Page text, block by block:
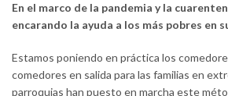
En el marco de la pandemia y la
encarando la ayuda a los más pobres en
Estamos poniendo en práctica los
comedores en salida para las familias en
parroquias han puesto en marcha este